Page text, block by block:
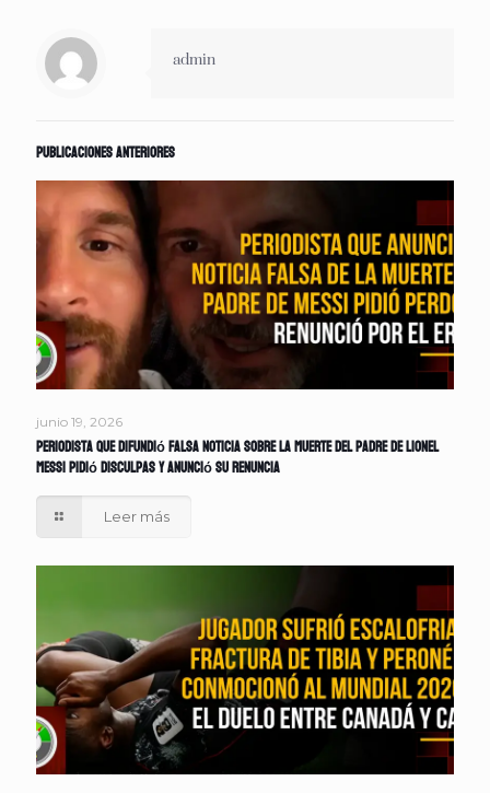
admin
Publicaciones anteriores
junio 19, 2026
Periodista que difundió falsa noticia sobre la muerte del padre de Lionel
Messi pidió disculpas y anunció su renuncia
Leer más